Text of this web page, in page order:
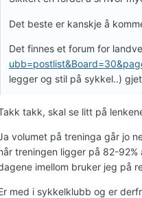
Det beste er kanskje å
Det finnes et forum for
legger og stil på sykkel..)
takk, skal se litt på
volumet på treninga går jo
treningen ligger på 82-
imellom bruker jeg på
med i sykkelklubb og er